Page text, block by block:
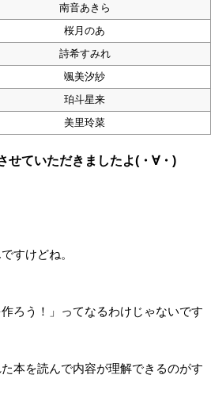
南音あきら
桜月のあ
詩希すみれ
颯美汐紗
珀斗星来
美里玲菜
せていただきましたよ(・∀・)
すけどね。
ろう！」ってなるわけじゃないです
本を読んで内容が理解できるのがす